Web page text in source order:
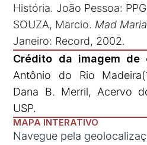
História. João Pessoa:
SOUZA, Marcio. Mad Maria
Janeiro: Record, 2002.
Crédito da imagem de
Antônio do Rio
Dana B. Merril, Acervo
USP.
MAPA INTERATIVO
Navegue pela